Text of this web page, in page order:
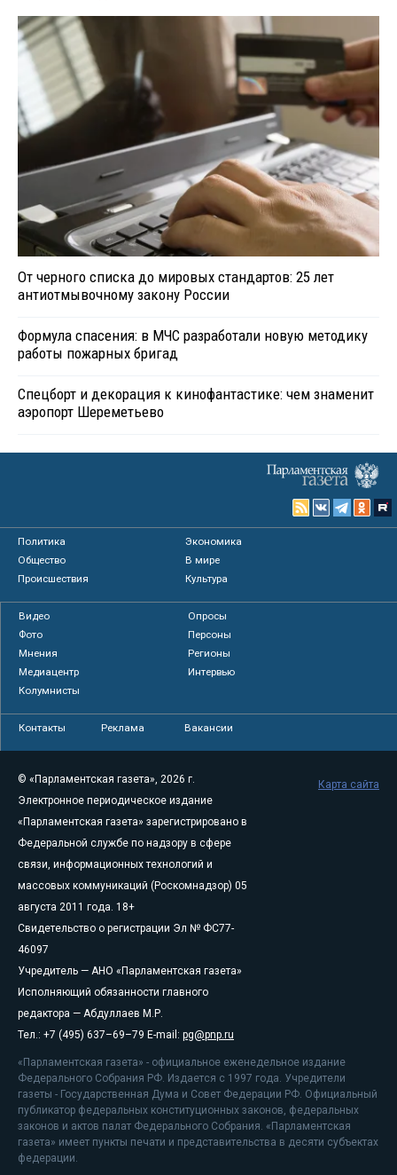
От черного списка до мировых стандартов: 25 лет
антиотмывочному закону России
Формула спасения: в МЧС разработали новую методику
работы пожарных бригад
Спецборт и декорация к кинофантастике: чем знаменит
аэропорт Шереметьево
Политика
Экономика
Общество
В мире
Происшествия
Культура
Видео
Опросы
Фото
Персоны
Мнения
Регионы
Медиацентр
Интервью
Колумнисты
Контакты Реклама Вакансии
© «Парламентская газета», 2026 г.
Электронное периодическое издание
«Парламентская газета» зарегистрировано в
Федеральной службе по надзору в сфере
связи, информационных технологий и
массовых коммуникаций (Роскомнадзор) 05
августа 2011 года. 18+
Свидетельство о регистрации Эл № ФС77-
46097
Учредитель — АНО «Парламентская газета»
Исполняющий обязанности главного
редактора — Абдуллаев М.Р.
Тел.: +7 (495) 637–69–79 E-mail: pg@pnp.ru
«Парламентская газета» - официальное еженедельное издание
Федерального Собрания РФ. Издается с 1997 года. Учредители
газеты - Государственная Дума и Совет Федерации РФ. Официальный
публикатор федеральных конституционных законов, федеральных
законов и актов палат Федерального Собрания. «Парламентская
газета» имеет пункты печати и представительства в десяти субъектах
федерации.
Карта сайта